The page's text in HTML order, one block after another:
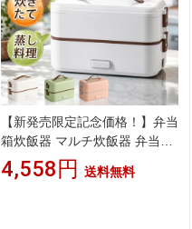
【新発売限定記念価格！】弁当
箱炊飯器 マルチ炊飯器 弁当式
炊飯器 炊飯器 大容量 おかずと
お米同時料理 蒸し料理 炊き 温
4,558円 送料無料